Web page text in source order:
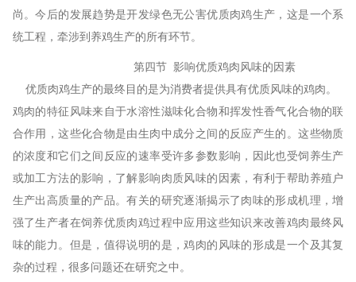
尚。今后的发展趋势是开发绿色无公害优质肉鸡生产，这是一个系
统工程，牵涉到养鸡生产的所有环节。
第四节 影响优质鸡肉风味的因素
优质肉鸡生产的最终目的是为消费者提供具有优质风味的鸡肉。
鸡肉的特征风味来自于水溶性滋味化合物和挥发性香气化合物的联
合作用，这些化合物是由生肉中成分之间的反应产生的。这些物质
的浓度和它们之间反应的速率受许多参数影响，因此也受饲养生产
或加工方法的影响，了解影响肉质风味的因素，有利于帮助养殖户
生产出高质量的产品。有关的研究逐渐揭示了肉味的形成机理，增
强了生产者在饲养优质肉鸡过程中应用这些知识来改善鸡肉最终风
味的能力。但是，值得说明的是，鸡肉的风味的形成是一个及其复
杂的过程，很多问题还在研究之中。